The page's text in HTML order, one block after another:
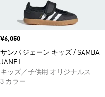
価格
¥6,050
サンバ ジェーン キッズ / SAMBA
JANE I
キッズ／子供用 オリジナルス
3 カラー